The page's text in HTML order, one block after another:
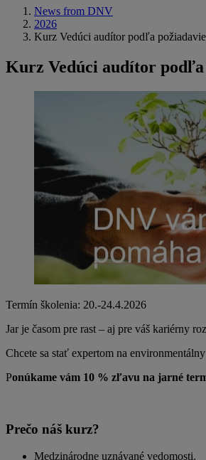
News from DNV
2026
Kurz Vedúci audítor podľa
Kurz Vedúci audítor podľa
Termín školenia: 20.-24.4.2026
Jar je časom pre rast – aj pre váš kariérny
Chcete sa stať expertom na
Ponúkame vám 10 % zľavu na jarné
Prečo náš kurz?
Medzinárodne uznávané vedomosti.